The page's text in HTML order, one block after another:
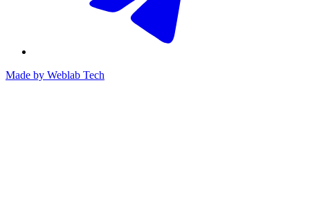
Made by Weblab Tech